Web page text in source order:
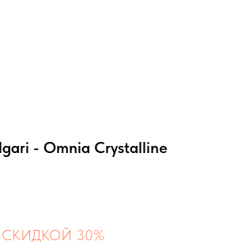
- Omnia Crystalline
30%